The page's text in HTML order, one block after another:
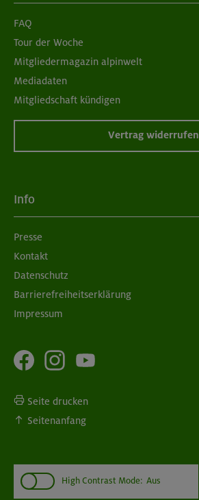
FAQ
Tour der Woche
Mitgliedermagazin alpinwelt
Mediadaten
Mitgliedschaft kündigen
Vertrag widerrufen
Info
Presse
Kontakt
Datenschutz
Barrierefreiheitserklärung
Impressum
Seite drucken
Seitenanfang
High Contrast Mode: Aus